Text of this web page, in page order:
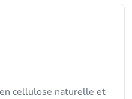
cellulose naturelle et